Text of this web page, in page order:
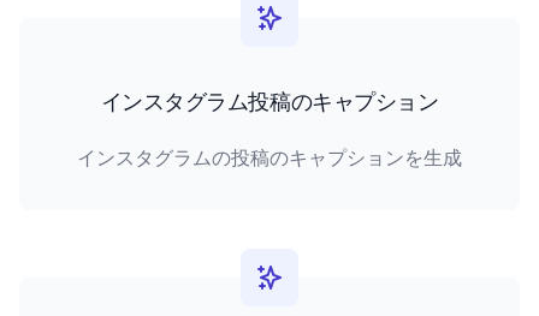
インスタグラム投稿のキャプション
インスタグラムの投稿のキャプションを生成